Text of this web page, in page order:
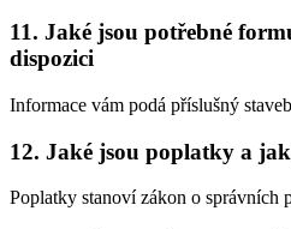
11. Jaké jsou potřebné
dispozici
Informace vám podá příslušný
12. Jaké jsou poplatky a
Poplatky stanoví zákon o správních